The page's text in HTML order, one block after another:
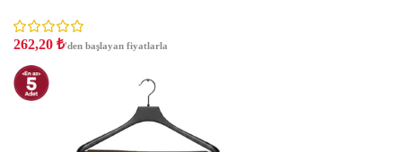
262,20 ₺'den başlayan fiyatlarla